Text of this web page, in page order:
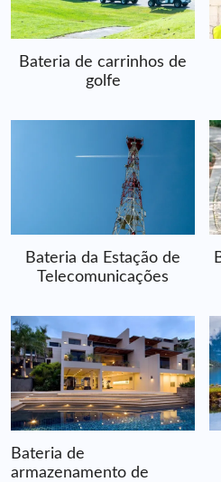
Bateria de carrinhos de
golfe
Bateria da Estação de
Telecomunicações
Bateria de
armazenamento de